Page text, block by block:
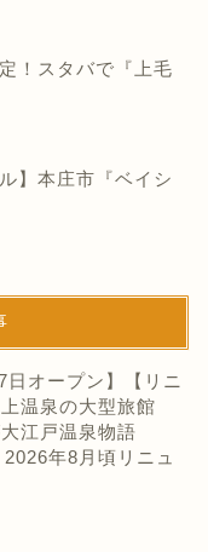
！スタバで『上毛
】本庄市『ベイシ
日オープン】【リニ
温泉の大型旅館
大江戸温泉物語
年8月頃リニュ